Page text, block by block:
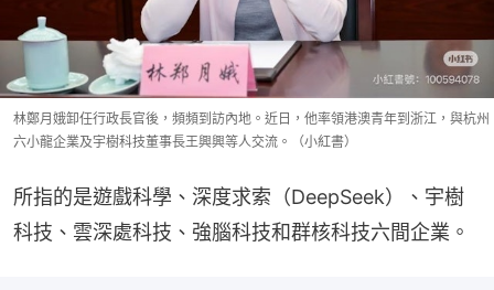
林鄭月娥卸任行政長官後，頻頻到訪內地。近日，他率領港澳青年到浙江，與杭州
六小龍企業及宇樹科技董事長王興興等人交流。（小紅書）
所指的是遊戲科學、深度求索（DeepSeek）、宇樹
科技、雲深處科技、強腦科技和群核科技六間企業。